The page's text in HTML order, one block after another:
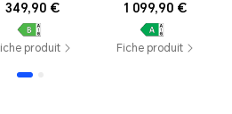
– 8+256Go,
Midnight
Black
349,90 €
produit
Magic8 Pro
– 12+512Go,
Black
1 099,90 €
Fiche produit